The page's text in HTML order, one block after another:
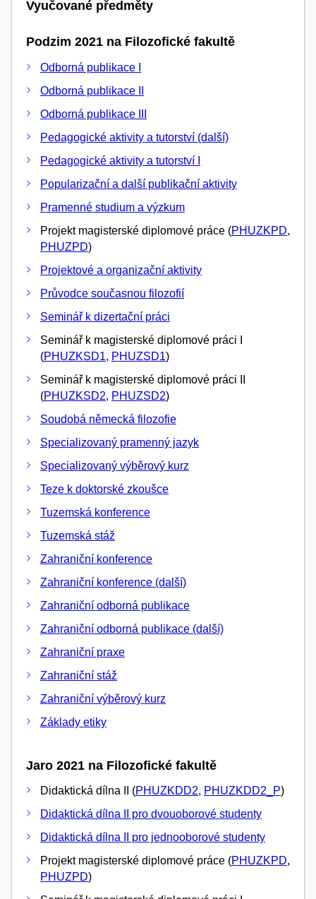
Vyučované předměty
Podzim 2021 na Filozofické fakultě
Odborná publikace I
Odborná publikace II
Odborná publikace III
Pedagogické aktivity a tutorství (další)
Pedagogické aktivity a tutorství I
Popularizační a další publikační aktivity
Pramenné studium a výzkum
Projekt magisterské diplomové práce (PHUZKPD,
PHUZPD)
Projektové a organizační aktivity
Průvodce současnou filozofií
Seminář k dizertační práci
Seminář k magisterské diplomové práci I
(PHUZKSD1, PHUZSD1)
Seminář k magisterské diplomové práci II
(PHUZKSD2, PHUZSD2)
Soudobá německá filozofie
Specializovaný pramenný jazyk
Specializovaný výběrový kurz
Teze k doktorské zkoušce
Tuzemská konference
Tuzemská stáž
Zahraniční konference
Zahraniční konference (další)
Zahraniční odborná publikace
Zahraniční odborná publikace (další)
Zahraniční praxe
Zahraniční stáž
Zahraniční výběrový kurz
Základy etiky
Jaro 2021 na Filozofické fakultě
Didaktická dílna II (PHUZKDD2, PHUZKDD2_P)
Didaktická dílna II pro dvouoborové studenty
Didaktická dílna II pro jednooborové studenty
Projekt magisterské diplomové práce (PHUZKPD,
PHUZPD)